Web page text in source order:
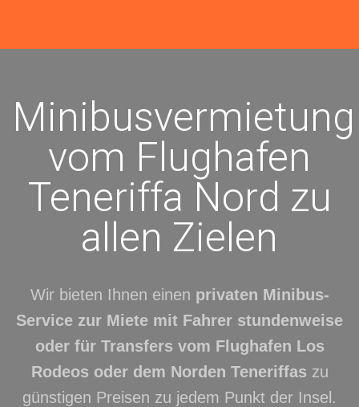
Minibusvermietung
vom Flughafen
Teneriffa Nord zu
allen Zielen
Wir bieten Ihnen einen privaten Minibus-
Service zur Miete mit Fahrer stundenweise
oder für Transfers vom Flughafen Los
Rodeos oder dem Norden Teneriffas zu
günstigen Preisen zu jedem Punkt der Insel.